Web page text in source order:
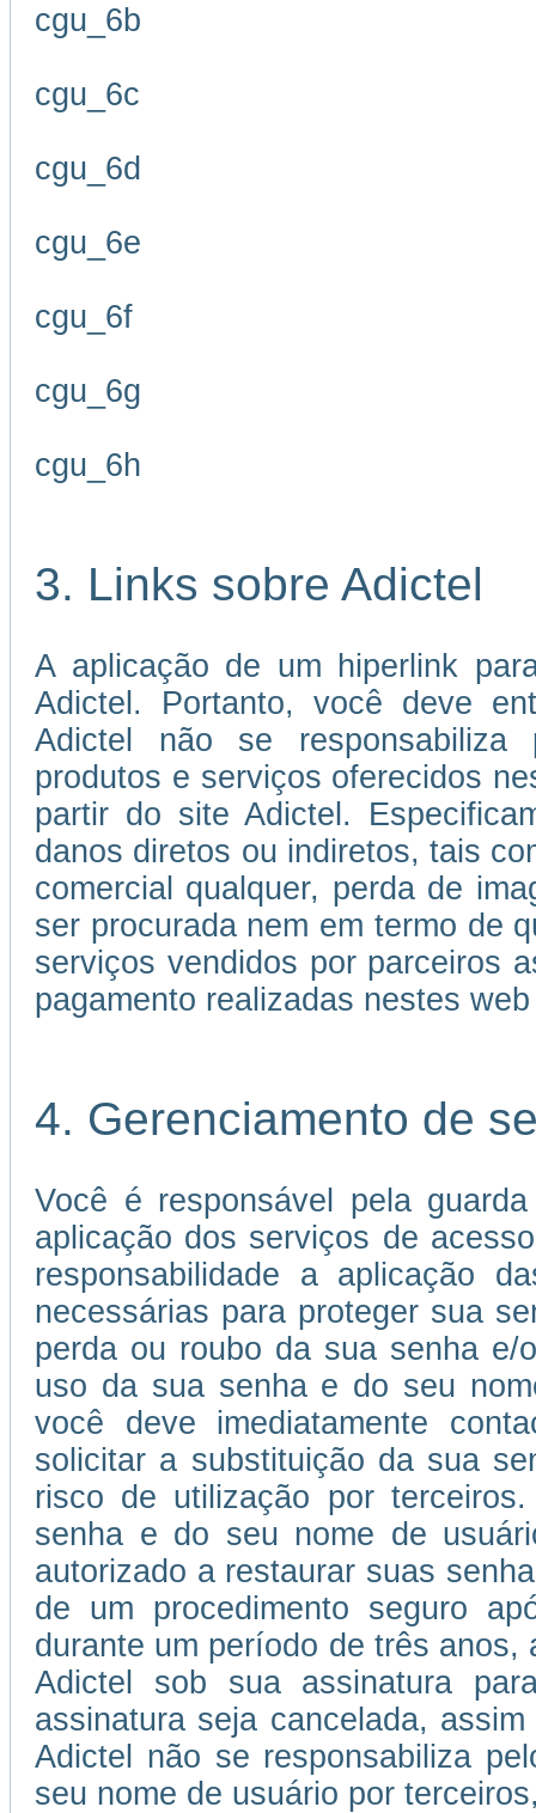
cgu_6b
cgu_6c
cgu_6d
cgu_6e
cgu_6f
cgu_6g
cgu_6h
3. Links sobre Adictel
A aplicação de um hiperlink
Adictel. Portanto, você deve
Adictel não se responsabiliza
produtos e serviços oferecidos
partir do site Adictel.
danos diretos ou indiretos, tais
comercial qualquer, perda de
ser procurada nem em termo de
serviços vendidos por parceiros
pagamento realizadas nestes
4. Gerenciamento de
Você é responsável pela
aplicação dos serviços de
responsabilidade a aplicação
necessárias para proteger sua
perda ou roubo da sua senha
uso da sua senha e do seu
você deve imediatamente
solicitar a substituição da sua
risco de utilização por
senha e do seu nome de
autorizado a restaurar suas
de um procedimento seguro
durante um período de três
Adictel sob sua assinatura
assinatura seja cancelada,
Adictel não se responsabiliza
seu nome de usuário por